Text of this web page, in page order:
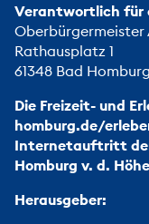
Verantwortlich für
Oberbürgermeister
Rathausplatz 1
61348 Bad
Die Freizeit- und
homburg.de/
Internetauftritt der
Homburg v. d.
Herausgeber: